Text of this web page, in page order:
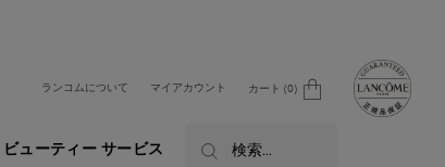
ランコムについて マイアカウント カート 0
0 カート内の製品
ビューティー サービス 検索...